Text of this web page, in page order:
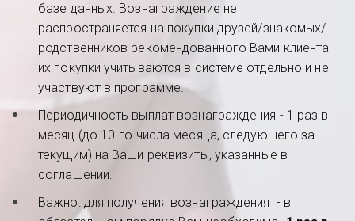
базе данных. Вознаграждение не
распространяется на покупки друзей/знакомых/
родственников рекомендованного Вами клиента -
их покупки учитываются в системе отдельно и не
участвуют в программе.
Периодичность выплат вознаграждения - 1 раз в
месяц (до 10-го числа месяца, следующего за
текущим) на Ваши реквизиты, указанные в
соглашении.
Важно: для получения вознаграждения  - в